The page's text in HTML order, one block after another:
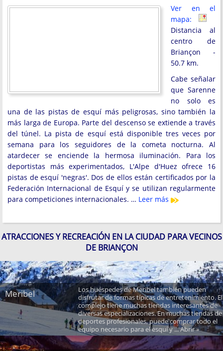
Ver en el
mapa:
Distancia al
centro de
Briançon -
50.7 km.
Cabe señalar
que Sarenne
no solo es
una de las pistas de esquí más peligrosas, sino también la
más larga de Europa. Parte del descenso se extiende a través
del túnel. La pista de esquí está disponible tres veces por
semana para los seguidores de la cometa nocturna. Al
atardecer se enciende la hermosa iluminación. Para los
deportistas más experimentados, L'Alpe d'Huez ofrece 16
pistas de esquí 'negras'. Dos de ellos están certificados por la
Federación Internacional de Esquí y se utilizan regularmente
para competiciones internacionales. … Leer más
ATRACCIONES Y RECREACIÓN EN LA CIUDAD PARA VECINOS
DE BRIANÇON
Meribel
Los huéspedes de Meribel también pueden
disfrutar de formas típicas de entretenimiento. El
complejo tiene muchas tiendas interesantes de
diversas especializaciones. En muchas tiendas de
deportes profesionales, puede comprar todo el
equipo necesario para el esquí y ... Abrir »